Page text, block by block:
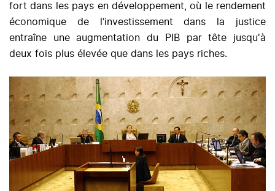
fort dans les pays en développement, où le rendement
économique de l’investissement dans la justice
entraîne une augmentation du PIB par tête jusqu'à
deux fois plus élevée que dans les pays riches.